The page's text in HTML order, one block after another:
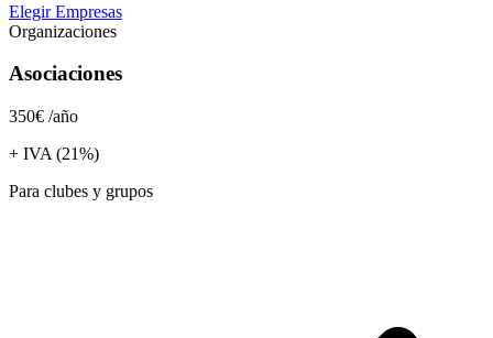
Elegir Empresas
Organizaciones
Asociaciones
350€ /año
+ IVA (21%)
Para clubes y grupos